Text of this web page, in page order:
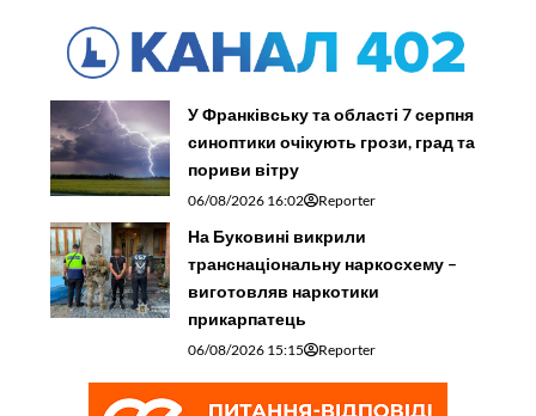
У Франківську та області 7 серпня
синоптики очікують грози, град та
пориви вітру
06/08/2026 16:02 Reporter
На Буковині викрили
транснаціональну наркосхему –
виготовляв наркотики
прикарпатець
06/08/2026 15:15 Reporter